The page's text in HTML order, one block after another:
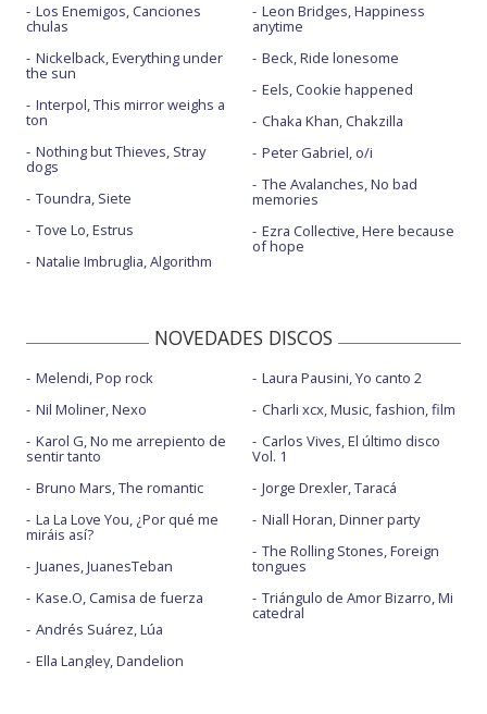
Los Enemigos, Canciones
chulas
Nickelback, Everything under
the sun
Interpol, This mirror weighs a
ton
Nothing but Thieves, Stray
dogs
Toundra, Siete
Tove Lo, Estrus
Natalie Imbruglia, Algorithm
Leon Bridges, Happiness
anytime
Beck, Ride lonesome
Eels, Cookie happened
Chaka Khan, Chakzilla
Peter Gabriel, o/i
The Avalanches, No bad
memories
Ezra Collective, Here because
of hope
NOVEDADES DISCOS
Melendi, Pop rock
Nil Moliner, Nexo
Karol G, No me arrepiento de
sentir tanto
Bruno Mars, The romantic
La La Love You, ¿Por qué me
miráis así?
Juanes, JuanesTeban
Kase.O, Camisa de fuerza
Andrés Suárez, Lúa
Ella Langley, Dandelion
Laura Pausini, Yo canto 2
Charli xcx, Music, fashion, film
Carlos Vives, El último disco
Vol. 1
Jorge Drexler, Taracá
Niall Horan, Dinner party
The Rolling Stones, Foreign
tongues
Triángulo de Amor Bizarro, Mi
catedral